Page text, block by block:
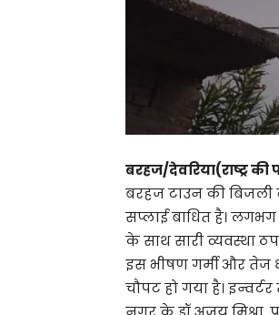
बरहज/देवरिया(राष्ट्र की
बरहज टाउन की बिजली
सप्लाई बाधित है।
के साथ सारी व्यवस्था
इस भीषण गर्मी और तेज
चौपट हो गया है।